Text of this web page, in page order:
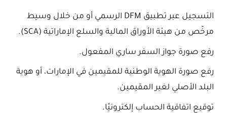
التسجيل عبر تطبيق DFM الرسمي أو من خلال وسيط
مرخّص من هيئة الأوراق المالية والسلع الإماراتية (SCA).
رفع صورة جواز السفر ساري المفعول.
رفع صورة الهوية الوطنية للمقيمين في الإمارات، أو هوية
البلد الأصلي لغير المقيمين.
توقيع اتفاقية الحساب إلكترونيًا.